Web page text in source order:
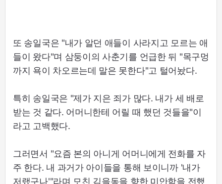
또 송일국은 "내가 알던 애들이 사라지고 모르는 애
들이 왔다"며 삼둥이의 사춘기를 언급한 뒤 "목구멍
까지 욕이 차오르는데 말은 못한다"고 털어놨다.
특히 송일국은 "제가 지은 죄가 많다. 내가 세 배로
받는 것 같다. 어머니한테 어릴 때 했던 것들을"이
라고 고백했다.
그러면서 "요즘 본의 아니게 어머니에게 전화를 자
주 한다. 내 과거가 아이들을 통해 보이니까 '내가
저랬구나'"라며 모친 김을동을 향한 미안함을 전했